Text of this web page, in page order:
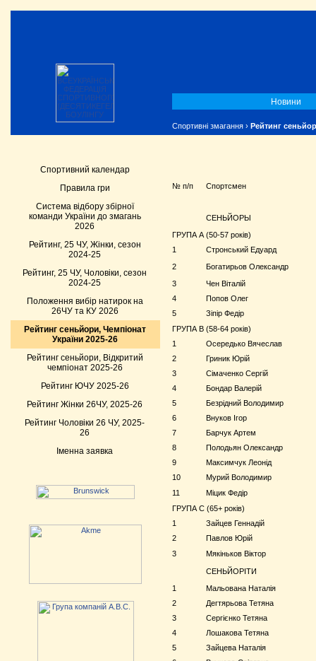
Новини
Спортивні змагання › Рейтинг
Спортивний календар
Правила гри
Система відбору збірної
команди України до змагань
2026
Рейтинг, 25 ЧУ, Жінки, сезон
2024-25
Рейтинг, 25 ЧУ, Чоловіки, сезон
2024-25
Положення вибір натирок на
26ЧУ та КУ 2026
Рейтинг сеньйори, Чемпіонат
України 2025-26
Рейтинг сеньйори, Відкритий
чемпіонат 2025-26
Рейтинг ЮЧУ 2025-26
Рейтинг Жінки 26ЧУ, 2025-26
Рейтинг Чоловіки 26 ЧУ, 2025-
26
Іменна заявка
№ п/п Спортсмен
СЕНЬЙОРЫ
ГРУПА А (50-57 років)
1
Стронський Едуард
2
Богатирьов Олександр
3
Чен Віталій
4
Попов Олег
5
Зіпір Федір
ГРУПА В (58-64 років)
1
Осередько Вячеслав
2
Гриник Юрій
3
Сімаченко Сергій
4
Бондар Валерій
5
Безрідний Володимир
6
Внуков Ігор
7
Барчук Артем
8
Полодьян Олександр
9
Максимчук Леонід
10
Мурий Володимир
11
Міцик Федір
ГРУПА С (65+ років)
1
Зайцев Геннадій
2
Павлов Юрій
3
Мякіньков Віктор
СЕНЬЙОРІТИ
1
Мальована Наталія
2
Дегтярьова Тетяна
3
Сергієнко Тетяна
4
Лошакова Тетяна
5
Зайцева Наталія